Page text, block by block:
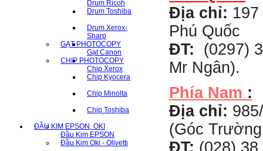
Drum Ricoh
Drum Toshiba
Drum Xerox-
Sharp
GẠT PHOTOCOPY
Gạt Canon
CHIP PHOTOCOPY
Chip Xerox
Chip Kyocera
Chip Minolta
Chip Toshiba
ĐẦU KIM EPSON, OKI
Đầu Kim EPSON
Đầu Kim Oki - Olivetti
Địa chỉ:
Phú Quốc
ĐT:
(0297)
Mr Ngân).
Phía Nam :
Địa chỉ:
(Góc